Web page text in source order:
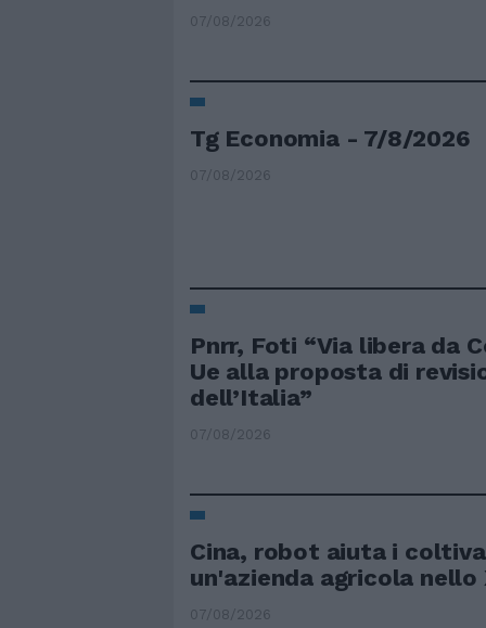
07/08/2026
Tg Economia - 7/8/2026
07/08/2026
Pnrr, Foti “Via libera da
Ue alla proposta di
dell’Italia”
07/08/2026
Cina, robot aiuta i
un'azienda agricola nello
07/08/2026